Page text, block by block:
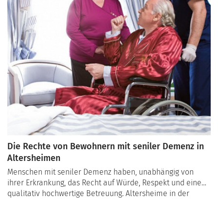
Die Rechte von Bewohnern mit seniler Demenz in
Altersheimen
Menschen mit seniler Demenz haben, unabhängig von
ihrer Erkrankung, das Recht auf Würde, Respekt und eine
qualitativ hochwertige Betreuung. Altersheime in der